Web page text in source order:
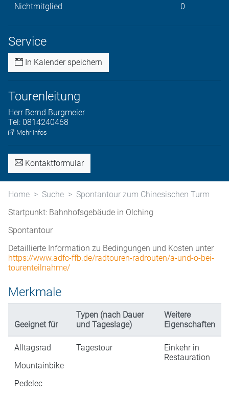
Nichtmitglied 0
Service
In Kalender speichern
Tourenleitung
Herr Bernd Burgmeier
Tel: 0814240468
Mehr Infos
Kontaktformular
Home Suche
Spontantour zum Chinesischen Turm
Startpunkt: Bahnhofsgebäude in Olching
Spontantour
Detaillierte Information zu Bedingungen und Kosten unter
https://www.adfc-ffb.de/radtouren-radrouten/a-und-o-bei-
tourenteilnahme/
Merkmale
Geeignet für
Typen (nach Dauer
und Tageslage)
Weitere
Eigenschaften
Alltagsrad
Mountainbike
Pedelec
Tagestour
Einkehr in
Restauration